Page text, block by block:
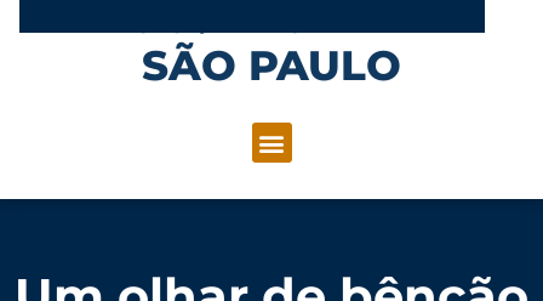
SÃO PAULO